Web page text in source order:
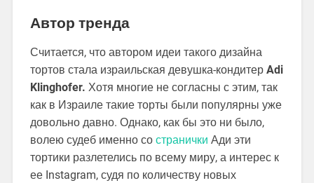
Автор тренда
Считается, что автором идеи такого дизайна
тортов стала израильская девушка-кондитер Adi
Klinghofer. Хотя многие не согласны с этим, так
как в Израиле такие торты были популярны уже
довольно давно. Однако, как бы это ни было,
волею судеб именно со странички Ади эти
тортики разлетелись по всему миру, а интерес к
ее Instagram, судя по количеству новых